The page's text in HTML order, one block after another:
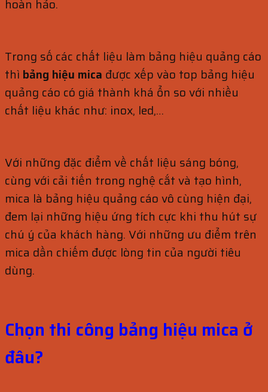
hoàn hảo.
Trong số các chất liệu làm bảng hiệu quảng cáo
thì bảng hiệu mica được xếp vào top bảng hiệu
quảng cáo có giá thành khá ổn so với nhiều
chất liệu khác như: inox, led,…
Với những đặc điểm về chất liệu sáng bóng,
cùng với cải tiến trong nghệ cắt và tạo hình,
mica là bảng hiệu quảng cáo vô cùng hiện đại,
đem lại những hiệu ứng tích cực khi thu hút sự
chú ý của khách hàng. Với những ưu điểm trên
mica dần chiếm được lòng tin của người tiêu
dùng.
Chọn thi công bảng hiệu mica ở
đâu?